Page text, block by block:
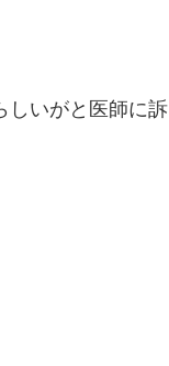
しいがと医師に訴